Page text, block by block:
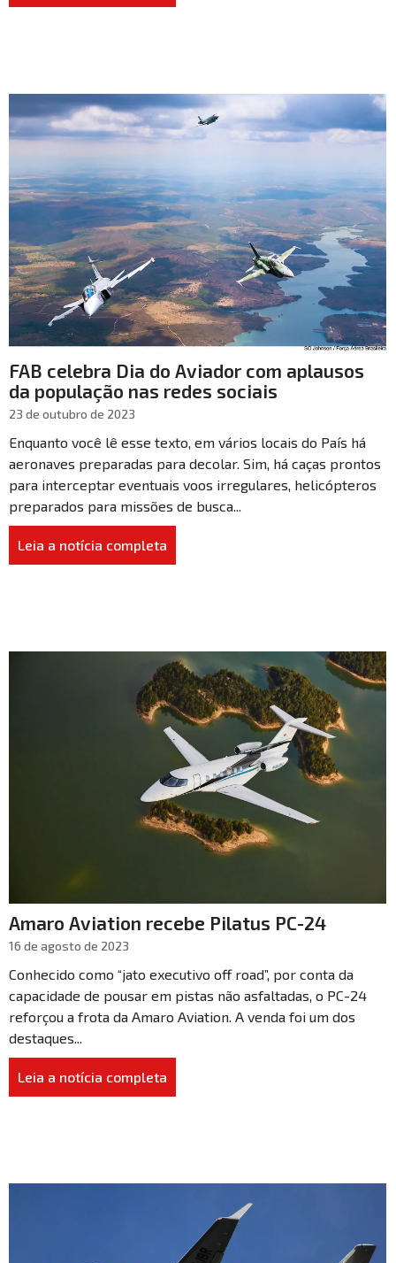
FAB celebra Dia do Aviador com aplausos
da população nas redes sociais
23 de outubro de 2023
Enquanto você lê esse texto, em vários locais do País há
aeronaves preparadas para decolar. Sim, há caças prontos
para interceptar eventuais voos irregulares, helicópteros
preparados para missões de busca...
Leia a notícia completa
Amaro Aviation recebe Pilatus PC-24
16 de agosto de 2023
Conhecido como “jato executivo off road”, por conta da
capacidade de pousar em pistas não asfaltadas, o PC-24
reforçou a frota da Amaro Aviation. A venda foi um dos
destaques...
Leia a notícia completa